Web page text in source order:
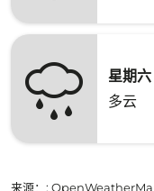
星期六
多云
来源： :